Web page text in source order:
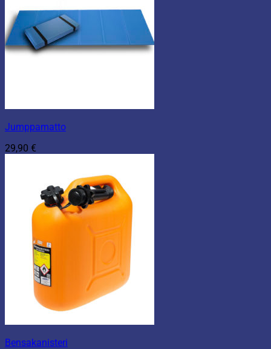
Jumppamatto
29,90 €
Bensakanisteri